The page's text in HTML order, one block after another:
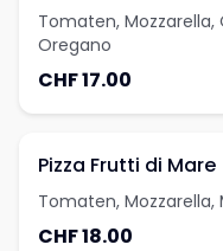
Tomaten, Mozzarella,
Oregano
CHF 17.00
Pizza Frutti di Mare
Tomaten,
CHF 18.00